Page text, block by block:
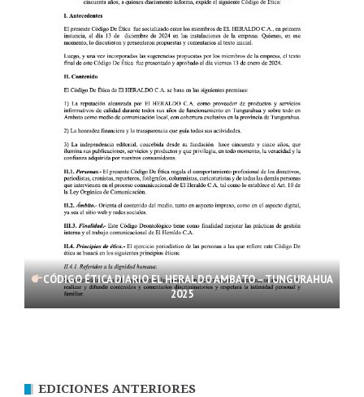
CÓDIGO ÉTICA DIARIO EL HERALDO AMBATO – TUNGURAHUA
2025
EDICIONES ANTERIORES